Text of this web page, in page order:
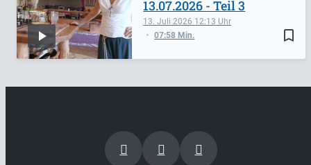
bookmark_border
13. Juli 2026 12:13
07:58 Min.
13.07.2026 - Teil 3